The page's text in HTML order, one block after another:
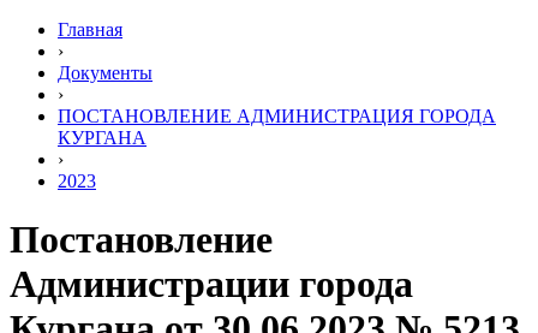
Главная
›
Документы
›
ПОСТАНОВЛЕНИЕ АДМИНИСТРАЦИЯ ГОРОДА
КУРГАНА
›
2023
Постановление
Администрации города